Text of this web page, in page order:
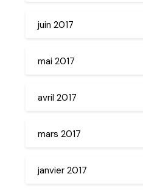
juin 2017
mai 2017
avril 2017
mars 2017
janvier 2017